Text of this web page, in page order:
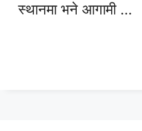
स्थानमा भने आगामी …